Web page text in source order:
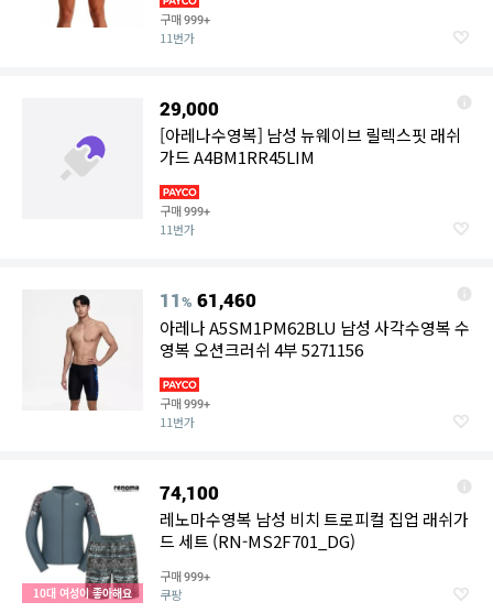
구매999+
11번가
29,000
[아레나수영복] 남성 뉴웨이브 릴렉스핏 래쉬
가드 A4BM1RR45LIM
구매999+
11번가
11% 61,460
아레나 A5SM1PM62BLU 남성 사각수영복 수
영복 오션크러쉬 4부 5271156
구매999+
11번가
10대 여성이 좋아해요
74,100
레노마수영복 남성 비치 트로피컬 집업 래쉬가
드 세트 (RN-MS2F701_DG)
구매999+
쿠팡